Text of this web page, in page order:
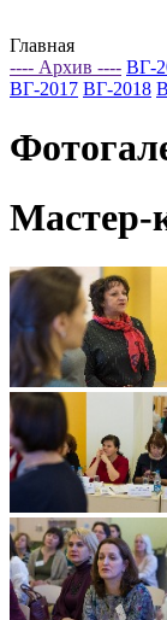
Главная
---- Архив ---- ВГ-
ВГ-2017 ВГ-2018
Мастер-